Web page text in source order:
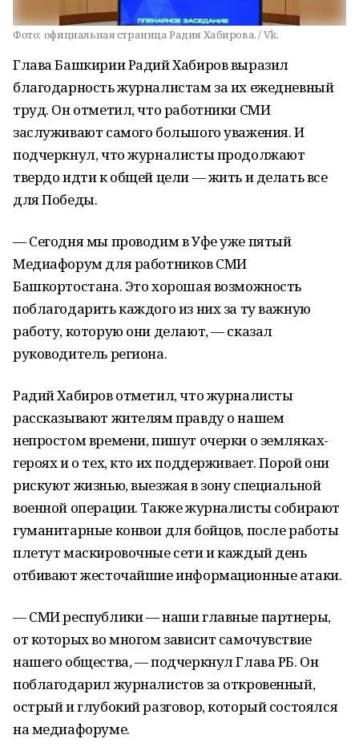
Фото: официальная страница Радия Хабирова. / Vk.
Глава Башкирии Радий Хабиров выразил
благодарность журналистам за их ежедневный
труд. Он отметил, что работники СМИ
заслуживают самого большого уважения. И
подчеркнул, что журналисты продолжают
твердо идти к общей цели — жить и делать все
для Победы.
— Сегодня мы проводим в Уфе уже пятый
Медиафорум для работников СМИ
Башкортостана. Это хорошая возможность
поблагодарить каждого из них за ту важную
работу, которую они делают, — сказал
руководитель региона.
Радий Хабиров отметил, что журналисты
рассказывают жителям правду о нашем
непростом времени, пишут очерки о земляках-
героях и о тех, кто их поддерживает. Порой они
рискуют жизнью, выезжая в зону специальной
военной операции. Также журналисты собирают
гуманитарные конвои для бойцов, после работы
плетут маскировочные сети и каждый день
отбивают жесточайшие информационные атаки.
— СМИ республики — наши главные партнеры,
от которых во многом зависит самочувствие
нашего общества, — подчеркнул Глава РБ. Он
поблагодарил журналистов за откровенный,
острый и глубокий разговор, который состоялся
на медиафоруме.